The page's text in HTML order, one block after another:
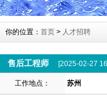
你的位置： 首页 > 人才招聘
售后工程师 [2025-02-27
工作地点： 苏州